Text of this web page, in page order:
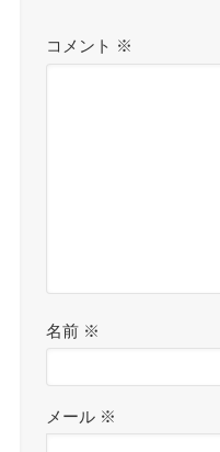
コメント ※
名前 ※
メール ※